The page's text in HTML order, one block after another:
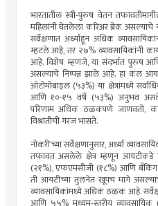
भारतातील स्त्री-पुरुष वेतन
महिलांनी घेतलेला करिअर ब्रेक असल्याचे
सर्वेक्षणात अर्ध्याहून अधिक
म्हटले आहे, तर २७% व्यावसायिकांनी
आहे. विशेष म्हणजे, या संदर्भात पुरुष आणि
असल्याचे निष्पन्न झाले आहे. हा कल
ऑटोमोबाइल (५३%) या क्षेत्रांमध्ये
आणि १०-१५ वर्षे (५३%) अनुभव
परिणाम अधिक ठळकपणे जाणवतो,
विश्रांतीची गरज भासते.
नोकरी’च्या सर्वेक्षणानुसार, अर्ध्या
तफावत असलेले क्षेत्र म्हणून आयटीकडे
(२१%), एफएमसीजी (१८%) आणि बँकिंग
ती आयटीच्या तुलनेत खूपच मागे
व्यावसायिकांमध्ये अधिक ठळक आहे.